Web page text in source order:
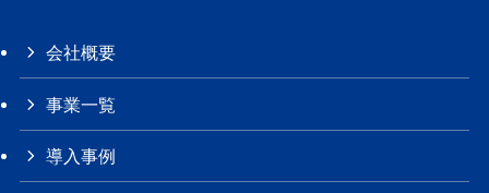
会社概要
事業一覧
導入事例